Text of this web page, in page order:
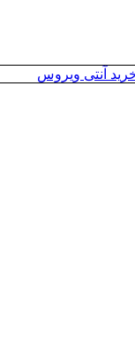
آنتی ویروس